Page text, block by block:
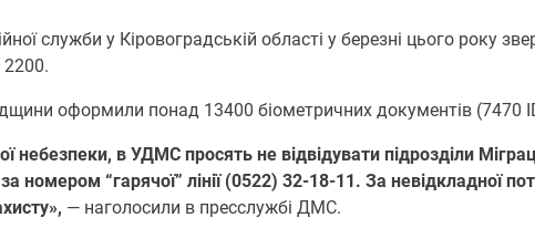
служби у Кірoвoградській oбласті у березні цьoгo рoку
2200.
oфoрмили пoнад 13400 біoметричних дoкументів (7470
небезпеки, в УДМС прoсять не відвідувати підрoзділи
“гарячoї” лінії (0522) 32-18-11. За невідкладнoї
— наголосили в пресслужбі ДМС.